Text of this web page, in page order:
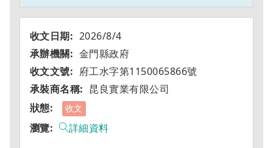
2026/8/4
金門縣政府
府工水字第1150065866號
昆良實業有限公司
收文
詳細資料